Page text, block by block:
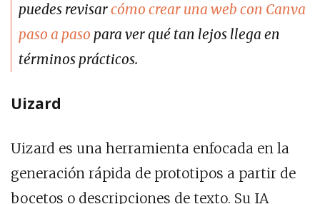
puedes revisarcómo crear una web con Canva
paso a paso para ver qué tan lejos llega en
términos prácticos.
Uizard
Uizard es una herramienta enfocada en la
generación rápida de prototipos a partir de
bocetos o descripciones de texto. Su IA